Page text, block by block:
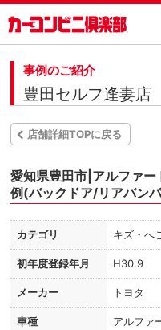
事例のご紹介
豊田セルフ逢妻店
店舗詳細TOPに戻る
愛知県豊田市|アルファ
例(バックドア/リアバン
カテゴリ キズ・へ
初年度登録年月 H30.9
メーカー トヨタ
車種 アルファ